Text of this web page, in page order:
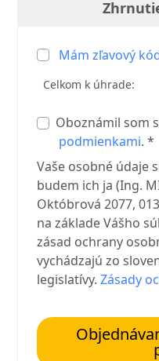
Mám zľavový
Celkom k úhrade:
Oboznámil som
podmienkami. *
Vaše osobné údaje
budem ich ja (Ing.
Októbrová 2077,
na základe Vášho
zásad ochrany
vychádzajú zo
legislatívy.Zásady